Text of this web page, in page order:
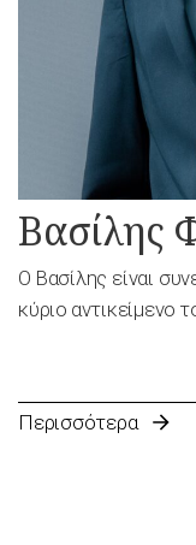
Βασίλης
Ο Βασίλης είναι
κύριο αντικείμενο
Περισσότερα